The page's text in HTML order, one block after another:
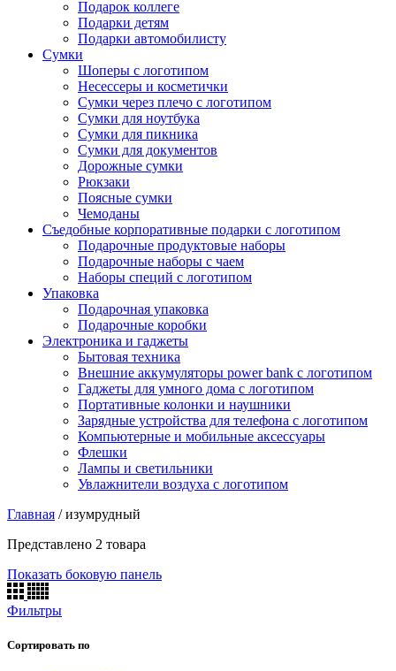
Подарок коллеге
Подарки детям
Подарки автомобилисту
Сумки
Шоперы с логотипом
Несессеры и косметички
Сумки через плечо с логотипом
Сумки для ноутбука
Сумки для пикника
Сумки для документов
Дорожные сумки
Рюкзаки
Поясные сумки
Чемоданы
Съедобные корпоративные подарки с логотипом
Подарочные продуктовые наборы
Подарочные наборы с чаем
Наборы специй с логотипом
Упаковка
Подарочная упаковка
Подарочные коробки
Электроника и гаджеты
Бытовая техника
Внешние аккумуляторы power bank с логотипом
Гаджеты для умного дома с логотипом
Портативные колонки и наушники
Зарядные устройства для телефона с логотипом
Компьютерные и мобильные аксессуары
Флешки
Лампы и светильники
Увлажнители воздуха с логотипом
Главная /изумрудный
Представлено 2 товара
Показать боковую панель
Фильтры
Сортировать по